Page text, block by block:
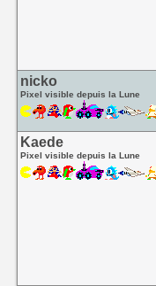
nicko
Pixel visible depuis la Lune
Kaede
Pixel visible depuis la Lune